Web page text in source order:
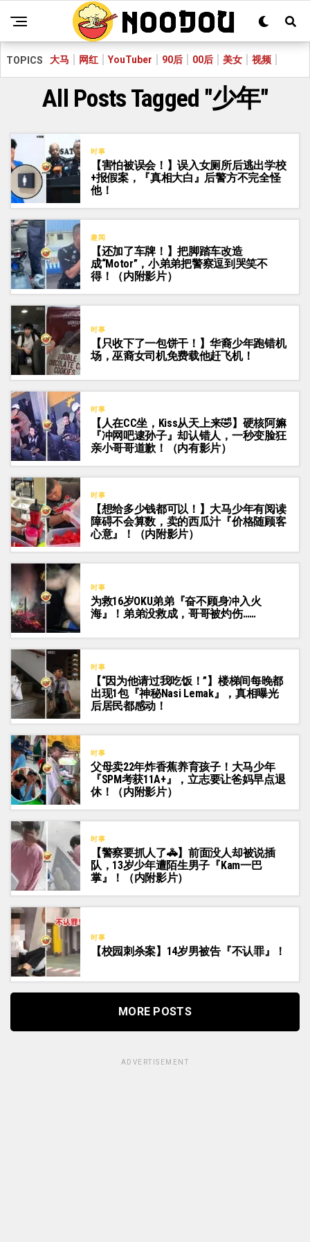
TOPICS 大马 网红 YouTuber 90后 00后 美女 视频
All Posts Tagged "少年"
时事
【害怕被误会！】误入女厕所后逃出学校
+报假案，『真相大白』后警方不完全怪
他！
趣闻
【还加了车牌！】把脚踏车改造
成“Motor”，小弟弟把警察逗到哭笑不
得！（内附影片）
时事
【只收下了一包饼干！】华裔少年跑错机
场，巫裔女司机免费载他赶飞机！
时事
【人在CC坐，Kiss从天上来🤣】硬核阿嫲
『冲网吧逮孙子』却认错人，一秒变脸狂
亲小哥哥道歉！（内有影片）
时事
【想给多少钱都可以！】大马少年有阅读
障碍不会算数，卖的西瓜汁『价格随顾客
心意』！（内附影片）
时事
为救16岁OKU弟弟『奋不顾身冲入火
海』！弟弟没救成，哥哥被灼伤……
时事
【“因为他请过我吃饭！”】楼梯间每晚都
出现1包『神秘Nasi Lemak』，真相曝光
后居民都感动！
时事
父母卖22年炸香蕉养育孩子！大马少年
『SPM考获11A+』，立志要让爸妈早点退
休！（内附影片）
时事
【警察要抓人了🚓】前面没人却被说插
队，13岁少年遭陌生男子『Kam一巴
掌』！（内附影片）
时事
【校园刺杀案】14岁男被告『不认罪』！
MORE POSTS
ADVERTISEMENT